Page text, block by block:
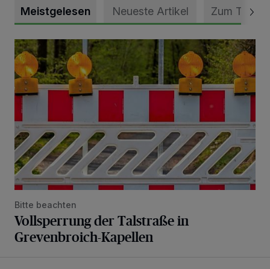
Meistgelesen Neueste Artikel Zum Thema
Vollsperrung der Talstraße in Grevenbroich-Kapellen
Bitte beachten
Vollsperrung der Talstraße in
Grevenbroich-Kapellen